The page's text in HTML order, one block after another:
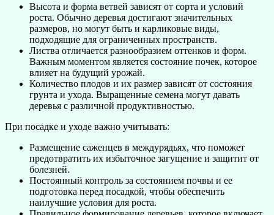
Высота и форма ветвей зависят от сорта и условий
роста. Обычно деревья достигают значительных
размеров, но могут быть и карликовые виды,
подходящие для ограниченных пространств.
Листва отличается разнообразием оттенков и форм.
Важным моментом является состояние почек, которое
влияет на будущий урожай.
Количество плодов и их размер зависят от состояния
грунта и ухода. Выращенные семена могут давать
деревья с различной продуктивностью.
При посадке и уходе важно учитывать:
Размещение саженцев в междурядьях, что поможет
предотвратить их избыточное загущение и защитит от
болезней.
Постоянный контроль за состоянием почвы и ее
подготовка перед посадкой, чтобы обеспечить
наилучшие условия для роста.